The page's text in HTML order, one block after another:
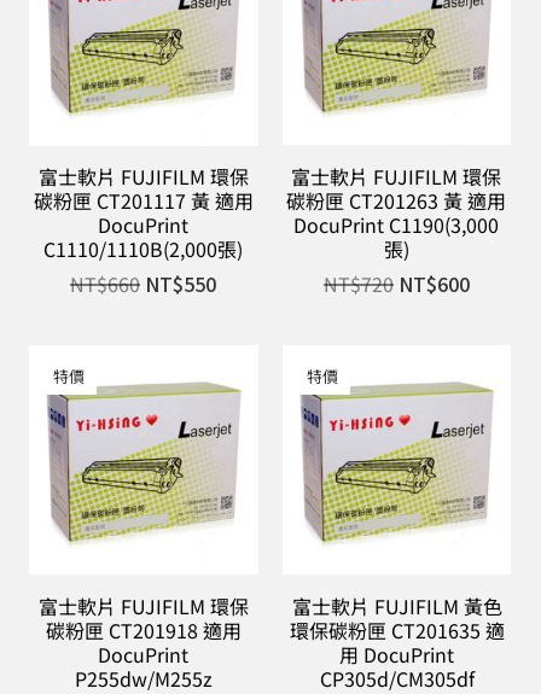
富士軟片 FUJIFILM 環保
碳粉匣 CT201117 黃 適用
DocuPrint
C1110/1110B(2,000張)
NT$660 NT$550
富士軟片 FUJIFILM 環保
碳粉匣 CT201263 黃 適用
DocuPrint C1190(3,000
張)
NT$720 NT$600
特價
富士軟片 FUJIFILM 環保
碳粉匣 CT201918 適用
DocuPrint
P255dw/M255z
特價
富士軟片 FUJIFILM 黃色
環保碳粉匣 CT201635 適
用 DocuPrint
CP305d/CM305df